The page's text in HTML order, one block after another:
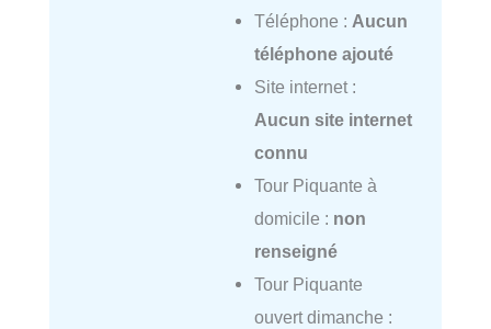
Téléphone : Aucun
téléphone ajouté
Site internet :
Aucun site internet
connu
Tour Piquante à
domicile : non
renseigné
Tour Piquante
ouvert dimanche :